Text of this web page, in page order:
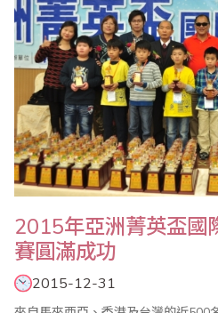
​2015年亞洲菁英盃國
賽圓滿成功
2015-12-31